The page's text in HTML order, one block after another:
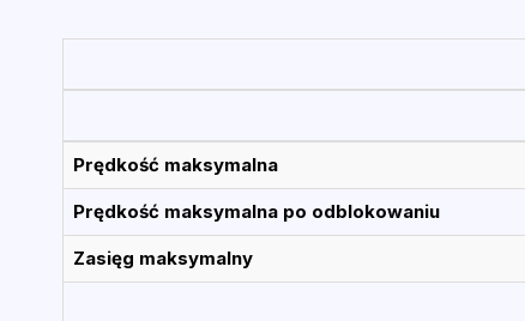
Prędkość maksymalna
Prędkość maksymalna po odblokowaniu
Zasięg maksymalny